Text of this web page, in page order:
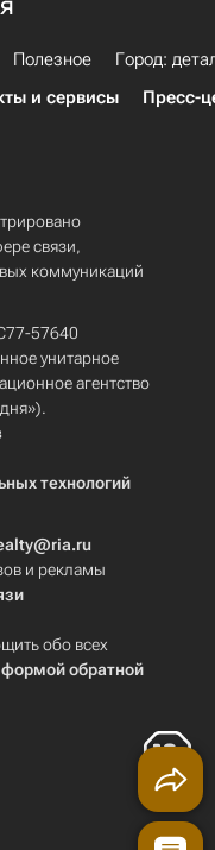
Полезное
Город:
и сервисы Пресс-
связи,
коммуникаций
57640
унитарное
агентство
технологий
и рекламы
обо всех
формой обратной